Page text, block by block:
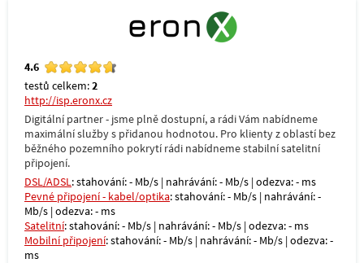
4.6
testů celkem:2
http://isp.eronx.cz
Digitální partner - jsme plně dostupní, a rádi Vám nabídneme
maximální služby s přidanou hodnotou. Pro klienty z oblastí bez
běžného pozemního pokrytí rádi nabídneme stabilní satelitní
připojení.
DSL/ADSL: stahování: - Mb/s | nahrávání: - Mb/s | odezva: - ms
Pevné připojení - kabel/optika: stahování: - Mb/s | nahrávání: -
Mb/s | odezva: - ms
Satelitní: stahování: - Mb/s | nahrávání: - Mb/s | odezva: - ms
Mobilní připojení: stahování: - Mb/s | nahrávání: - Mb/s | odezva: -
ms